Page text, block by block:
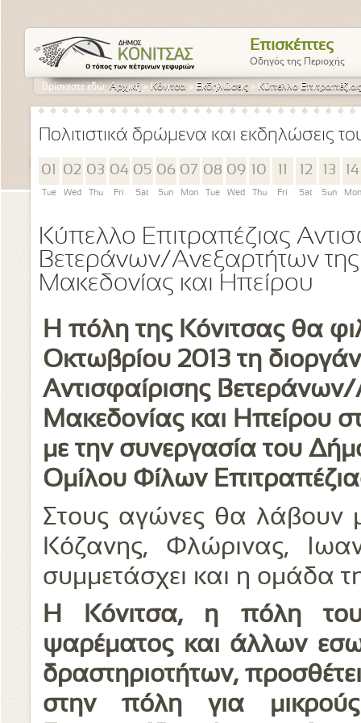
Επισκέπτες
Οδηγός της Περιοχής
Βρίσκεστε εδώ:Αρχική » Κόνιτσα » Εκδηλώσεις » Κύπελλο
Πολιτιστικά δρώμενα και εκδηλώσεις
01
Tue
02
Wed
03
Thu
04
Fri
05
Sat
06
Sun
07
Mon
08
Tue
09
Wed
10
Thu Fri
12
Sat
13
Sun
14
Mon
Κύπελλο Επιτραπέζιας
Βετεράνων/Ανεξαρτήτων της
Μακεδονίας και Ηπείρου
Η πόλη της Κόνιτσας θα
Οκτωβρίου 2013 τη
Αντισφαίρισης
Μακεδονίας και Ηπείρου
με την συνεργασία του
Ομίλου Φίλων
Στους αγώνες θα λάβουν
Κόζανης, Φλώρινας,
συμμετάσχει και η ομάδα
Η Κόνιτσα, η πόλη του
ψαρέματος και άλλων
δραστηριοτήτων,
στην πόλη για